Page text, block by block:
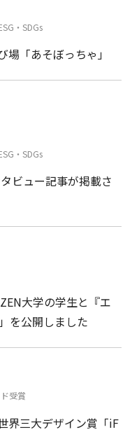
・SDGs
「あそぼっちゃ」
・SDGs
ビュー記事が掲載さ
大学の学生と『エ
を公開しました
受賞
界三大デザイン賞「iF